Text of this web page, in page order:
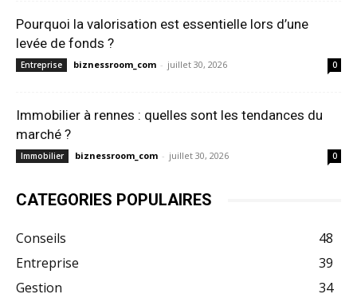
Pourquoi la valorisation est essentielle lors d’une
levée de fonds ?
Entreprise biznessroom_com - juillet 30, 2026 0
Immobilier à rennes : quelles sont les tendances du
marché ?
Immobilier biznessroom_com - juillet 30, 2026 0
CATEGORIES POPULAIRES
Conseils
48
Entreprise
39
Gestion
34